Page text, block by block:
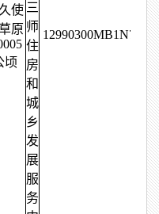
使
原
顷
三
师
住
房
和
城
乡
发
展
服
务